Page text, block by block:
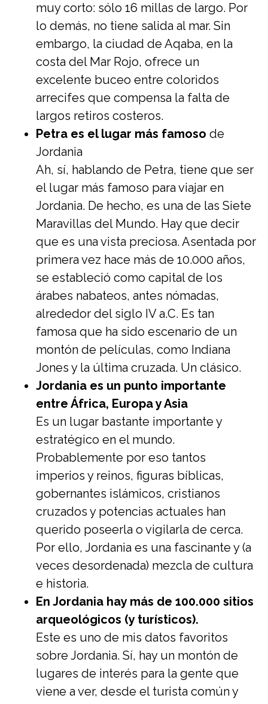
muy corto: sólo 16 millas de largo. Por
lo demás, no tiene salida al mar. Sin
embargo, la ciudad de Aqaba, en la
costa del Mar Rojo, ofrece un
excelente buceo entre coloridos
arrecifes que compensa la falta de
largos retiros costeros.
Petra es el lugar más famoso de
Jordania
Ah, sí, hablando de Petra, tiene que ser
el lugar más famoso para viajar en
Jordania. De hecho, es una de las Siete
Maravillas del Mundo. Hay que decir
que es una vista preciosa. Asentada por
primera vez hace más de 10.000 años,
se estableció como capital de los
árabes nabateos, antes nómadas,
alrededor del siglo IV a.C. Es tan
famosa que ha sido escenario de un
montón de películas, como Indiana
Jones y la última cruzada. Un clásico.
Jordania es un punto importante
entre África, Europa y Asia
Es un lugar bastante importante y
estratégico en el mundo.
Probablemente por eso tantos
imperios y reinos, figuras bíblicas,
gobernantes islámicos, cristianos
cruzados y potencias actuales han
querido poseerla o vigilarla de cerca.
Por ello, Jordania es una fascinante y (a
veces desordenada) mezcla de cultura
e historia.
En Jordania hay más de 100.000 sitios
arqueológicos (y turísticos).
Este es uno de mis datos favoritos
sobre Jordania. Sí, hay un montón de
lugares de interés para la gente que
viene a ver, desde el turista común y